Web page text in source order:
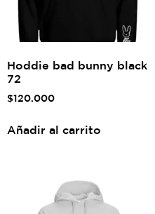
Hoddie bad bunny black
72
$120.000
Añadir al carrito